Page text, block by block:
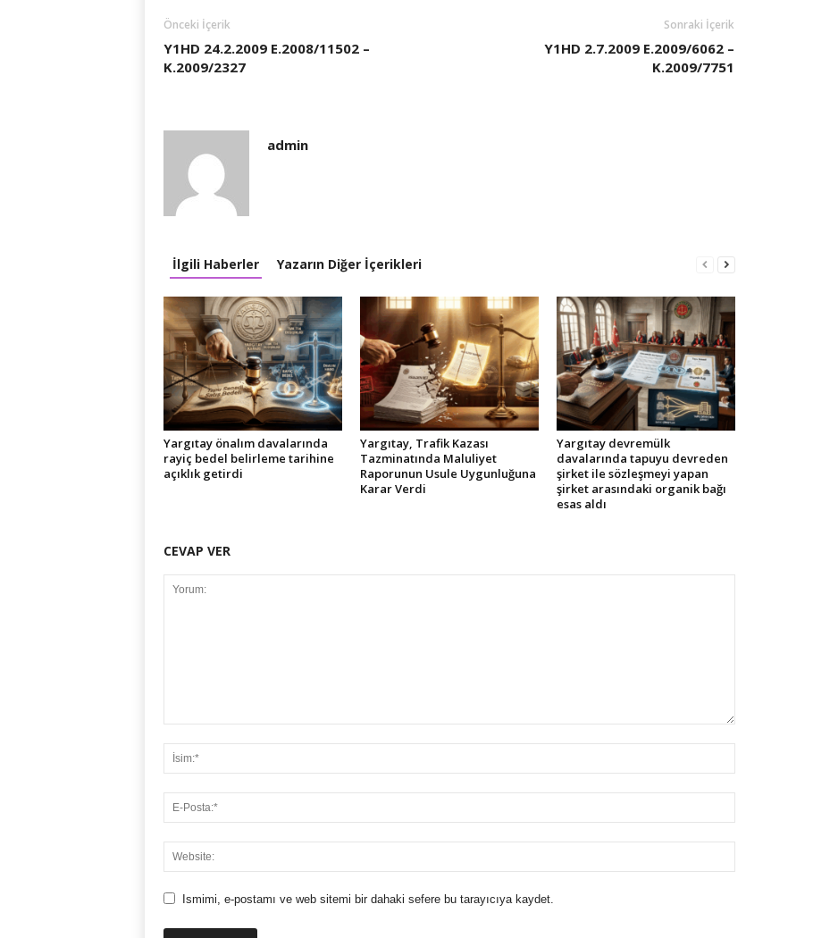
Önceki İçerik
Y1HD 24.2.2009 E.2008/11502 –
K.2009/2327
Sonraki İçerik
Y1HD 2.7.2009 E.2009/6062 –
K.2009/7751
admin
İlgili Haberler Yazarın Diğer İçerikleri
Yargıtay önalım davalarında
rayiç bedel belirleme tarihine
açıklık getirdi
Yargıtay, Trafik Kazası
Tazminatında Maluliyet
Raporunun Usule Uygunluğuna
Karar Verdi
Yargıtay devremülk
davalarında tapuyu devreden
şirket ile sözleşmeyi yapan
şirket arasındaki organik bağı
esas aldı
CEVAP VER
Ismimi, e-postamı ve web sitemi bir dahaki sefere bu tarayıcıya kaydet.